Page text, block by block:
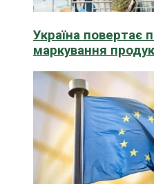
Україна повертає
маркування